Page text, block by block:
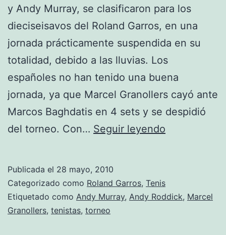
y Andy Murray, se clasificaron para los
dieciseisavos del Roland Garros, en una
jornada prácticamente suspendida en su
totalidad, debido a las lluvias. Los
españoles no han tenido una buena
jornada, ya que Marcel Granollers cayó ante
Marcos Baghdatis en 4 sets y se despidió
del torneo. Con… Seguir leyendo
Publicada el 28 mayo, 2010
Categorizado como Roland Garros, Tenis
Etiquetado como Andy Murray, Andy Roddick, Marcel
Granollers, tenistas, torneo